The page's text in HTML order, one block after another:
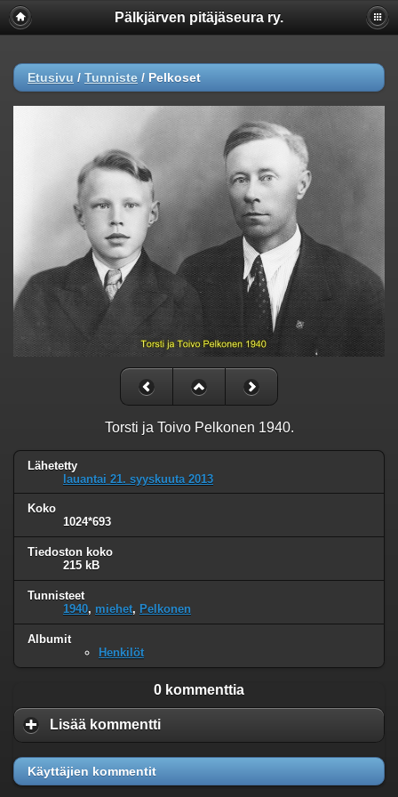
Pälkjärven pitäjäseura ry.
Etusivu / Tunniste / Pelkoset
Torsti ja Toivo Pelkonen 1940.
Lähetetty
lauantai 21. syyskuuta 2013
Koko
1024*693
Tiedoston koko
215 kB
Tunnisteet
1940, miehet, Pelkonen
Albumit
Henkilöt
0 kommenttia
Lisää kommentti
Käyttäjien kommentit